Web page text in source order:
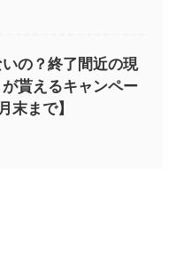
の？終了間近の現
貰えるキャンペー
末まで】